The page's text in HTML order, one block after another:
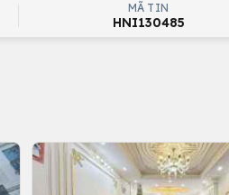
MÃ TIN
HNI130485